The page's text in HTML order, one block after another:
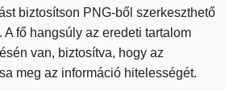
biztosítson PNG-ből szerkeszthető
A fő hangsúly az eredeti tartalom
van, biztosítva, hogy az
meg az információ hitelességét.